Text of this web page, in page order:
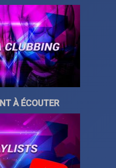
À ÉCOUTER